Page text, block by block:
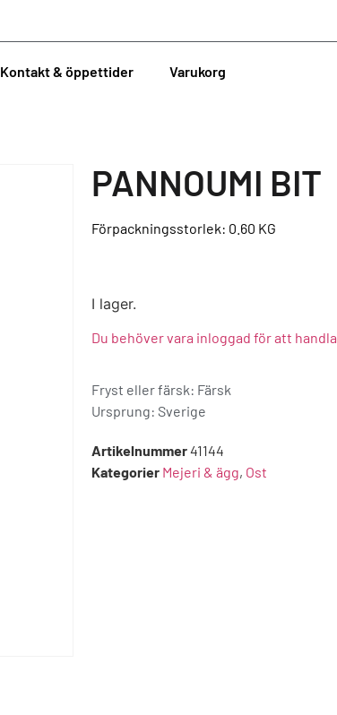
Kontakt & öppettider Varukorg
PANNOUMI BIT
Förpackningsstorlek: 0.60 KG
I lager.
Du behöver vara inloggad för att handla.
Fryst eller färsk: Färsk
Ursprung: Sverige
Artikelnummer41144
Kategorier Mejeri & ägg, Ost